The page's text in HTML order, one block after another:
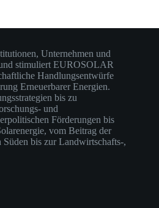
Unternehmen und
stimuliert EUROSOLAR
Handlungsentwürfe
Erneuerbarer Energien.
bis zu
und
Förderungen bis
vom Beitrag der
bis zur Landwirtschafts-,